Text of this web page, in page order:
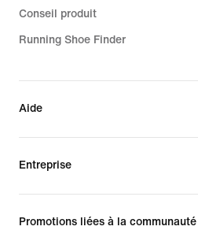
Conseil produit
Running Shoe Finder
Aide
Entreprise
Promotions liées à la communauté